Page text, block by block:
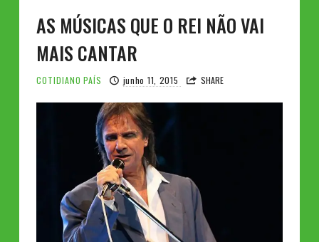
AS MÚSICAS QUE O REI NÃO VAI
MAIS CANTAR
COTIDIANO PAÍS junho 11, 2015 SHARE